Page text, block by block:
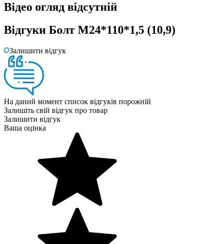
Відео огляд відсутній
Відгуки Болт М24*110*1,5 (10,9)
Залишити відгук
На даний момент список відгуків порожній
Залишіть свій відгук про товар
Залишити відгук
Ваша оцінка